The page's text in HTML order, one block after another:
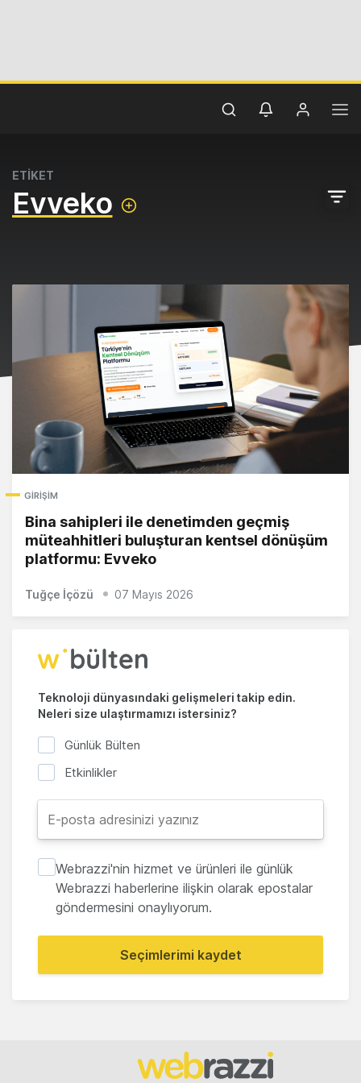
ETİKET
Evveko
GIRIŞIM
Bina sahipleri ile denetimden geçmiş
müteahhitleri buluşturan kentsel dönüşüm
platformu: Evveko
Tuğçe İçözü 07 Mayıs 2026
Teknoloji dünyasındaki gelişmeleri takip edin.
Neleri size ulaştırmamızı istersiniz?
Günlük Bülten
Etkinlikler
Webrazzi'nin hizmet ve ürünleri ile günlük
Webrazzi haberlerine ilişkin olarak epostalar
göndermesini onaylıyorum.
Seçimlerimi kaydet